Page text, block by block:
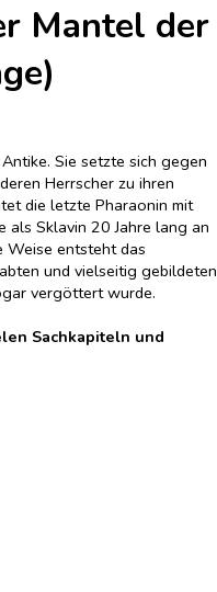
Mantel der
Sie setzte sich gegen
Herrscher zu ihren
die letzte Pharaonin mit
als Sklavin 20 Jahre lang an
Weise entsteht das
und vielseitig gebildeten
vergöttert wurde.
Sachkapiteln und